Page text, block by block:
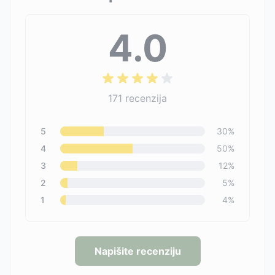
4.0
171 recenzija
5 30%
4
50%
3
12%
2
5%
1
4%
Napišite recenziju